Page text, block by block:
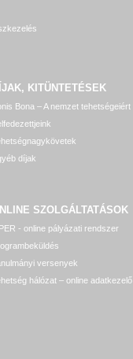
KITÜNTETÉSEK
Bona – A nemzet tehetségeiért
díjak
SZOLGÁLTATÁSOK
- online pályázati rendszer
versenyek
hálózat – online adatkezelő